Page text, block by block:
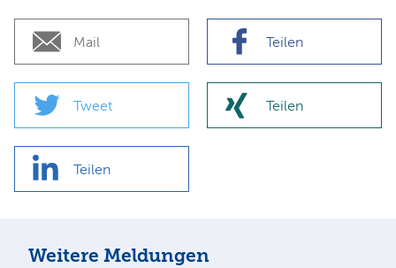
Mail Teilen
Tweet Teilen
Teilen
Weitere Meldungen